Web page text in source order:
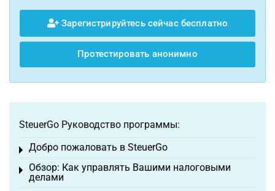
Зарегистрируйтесь сейчас бесплатно
Протестировать анонимно
SteuerGo Руководство программы:
Добро пожаловать в SteuerGo
Toggle menu
Обзор: Как управлять Вашими налоговыми
делами
Toggle menu